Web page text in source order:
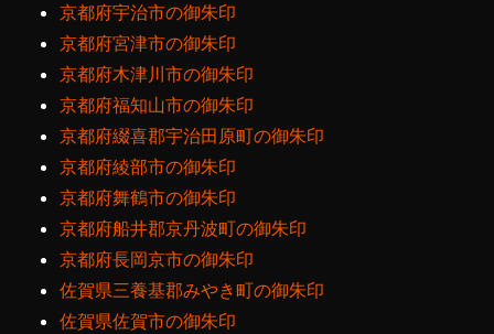
京都府宇治市の御朱印
京都府宮津市の御朱印
京都府木津川市の御朱印
京都府福知山市の御朱印
京都府綴喜郡宇治田原町の御朱印
京都府綾部市の御朱印
京都府舞鶴市の御朱印
京都府船井郡京丹波町の御朱印
京都府長岡京市の御朱印
佐賀県三養基郡みやき町の御朱印
佐賀県佐賀市の御朱印